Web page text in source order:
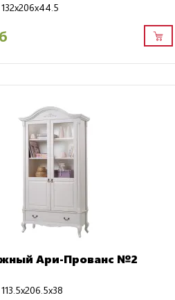
132x206x44.5
Ари-Прованс №2
113.5x206.5x38